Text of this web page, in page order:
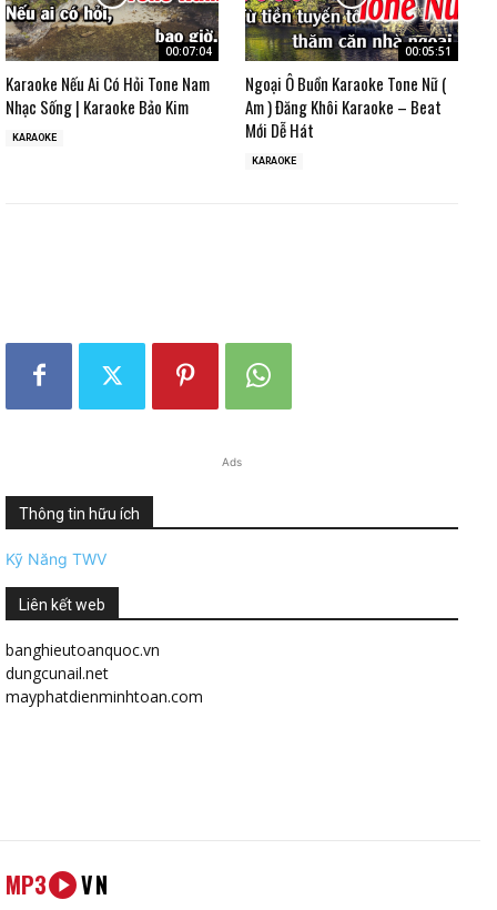
00:07:04
Karaoke Nếu Ai Có Hỏi Tone Nam
Nhạc Sống | Karaoke Bảo Kim
KARAOKE
00:05:51
Ngoại Ô Buồn Karaoke Tone Nữ (
Am ) Đăng Khôi Karaoke – Beat
Mới Dễ Hát
KARAOKE
Ads
Thông tin hữu ích
Kỹ Năng TWV
Liên kết web
banghieutoanquoc.vn
dungcunail.net
mayphatdienminhtoan.com
MP3 VN